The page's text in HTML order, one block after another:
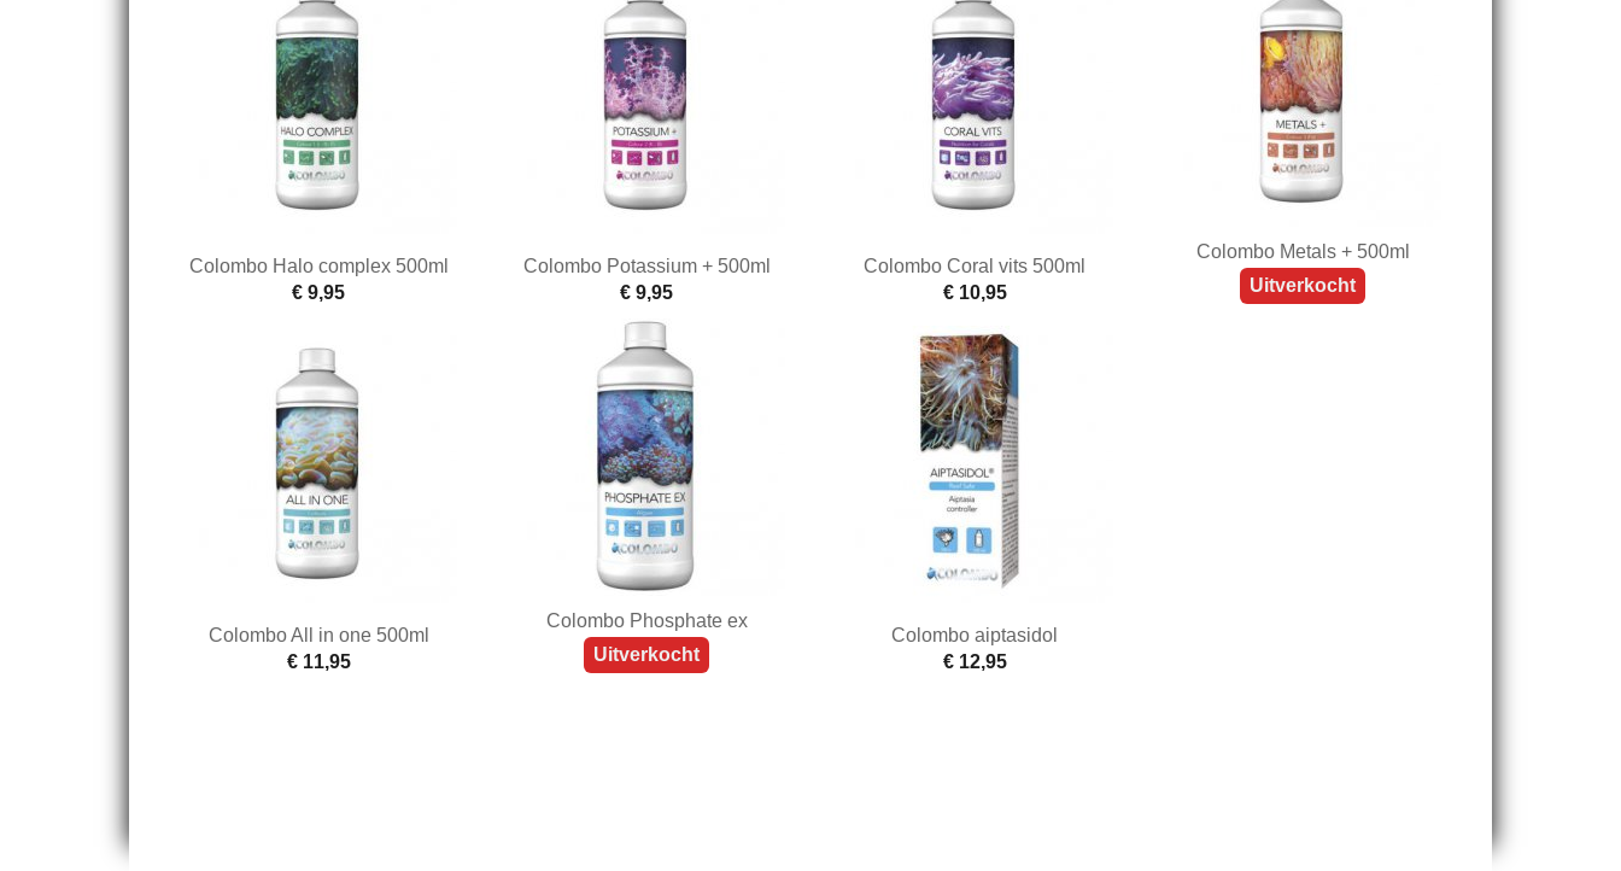
Colombo Halo complex 500ml
€ 9,95
Colombo Potassium + 500ml
€ 9,95
Colombo Coral vits 500ml
€ 10,95
Colombo Metals + 500ml
Uitverkocht
Colombo All in one 500ml
€ 11,95
Colombo Phosphate ex
Uitverkocht
Colombo aiptasidol
€ 12,95